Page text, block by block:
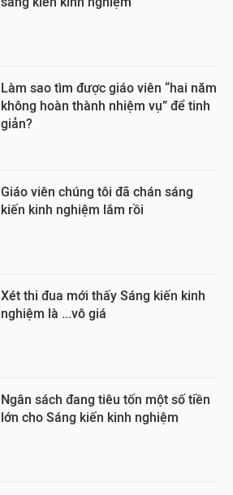
Làm sao tìm được giáo viên “hai năm
không hoàn thành nhiệm vụ” để tinh
giản?
Giáo viên chúng tôi đã chán sáng
kiến kinh nghiệm lắm rồi
Xét thi đua mới thấy Sáng kiến kinh
nghiệm là ...vô giá
Ngân sách đang tiêu tốn một số tiền
lớn cho Sáng kiến kinh nghiệm